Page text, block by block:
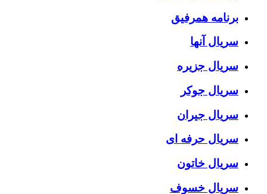
برنامه همرفیق
سریال آنها
سریال جزیره
سریال جوکر
سریال جیران
سریال حرفه ای
سریال خاتون
سریال خسوف